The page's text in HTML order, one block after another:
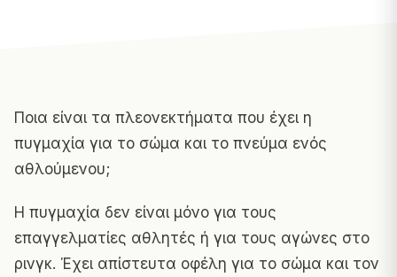
Ποια είναι τα πλεονεκτήματα που έχει η
πυγμαχία για το σώμα και το πνεύμα ενός
αθλούμενου;
Η πυγμαχία δεν είναι μόνο για τους
επαγγελματίες αθλητές ή για τους αγώνες στο
ρινγκ. Έχει απίστευτα οφέλη για το σώμα και τον